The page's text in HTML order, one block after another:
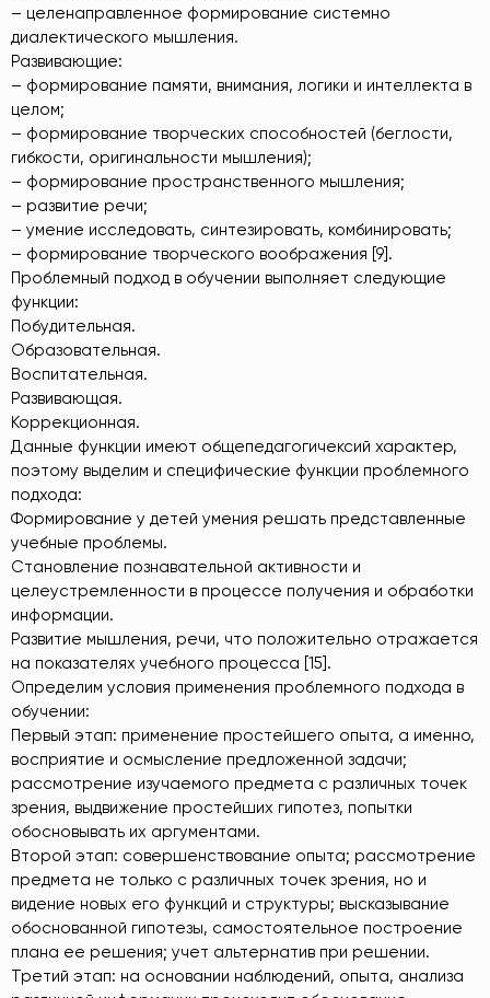
– целенаправленное формирование системно
диалектического мышления.
Развивающие:
– формирование памяти, внимания, логики и интеллекта в
целом;
– формирование творческих способностей (беглости,
гибкости, оригинальности мышления);
– формирование пространственного мышления;
– развитие речи;
– умение исследовать, синтезировать, комбинировать;
– формирование творческого воображения [9].
Проблемный подход в обучении выполняет следующие
функции:
Побудительная.
Образовательная.
Воспитательная.
Развивающая.
Коррекционная.
Данные функции имеют общепедагогичексий характер,
поэтому выделим и специфические функции проблемного
подхода:
Формирование у детей умения решать представленные
учебные проблемы.
Становление познавательной активности и
целеустремленности в процессе получения и обработки
информации.
Развитие мышления, речи, что положительно отражается
на показателях учебного процесса [15].
Определим условия применения проблемного подхода в
обучении:
Первый этап: применение простейшего опыта, а именно,
восприятие и осмысление предложенной задачи;
рассмотрение изучаемого предмета с различных точек
зрения, выдвижение простейших гипотез, попытки
обосновывать их аргументами.
Второй этап: совершенствование опыта; рассмотрение
предмета не только с различных точек зрения, но и
видение новых его функций и структуры; высказывание
обоснованной гипотезы, самостоятельное построение
плана ее решения; учет альтернатив при решении.
Третий этап: на основании наблюдений, опыта, анализа